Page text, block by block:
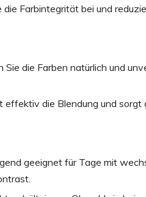
Farbintegrität bei und
die Farben natürlich und
effektiv die Blendung und
geeignet für Tage mit